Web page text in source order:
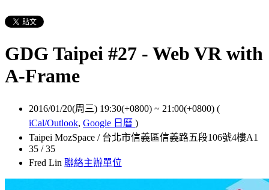
GDG Taipei #27 - Web VR with
A-Frame
2016/01/20(周三) 19:30(+0800) ~ 21:00(+0800) (
iCal/Outlook, Google 日曆 )
Taipei MozSpace / 台北市信義區信義路五段106號4樓A1
35 / 35
Fred Lin 聯絡主辦單位